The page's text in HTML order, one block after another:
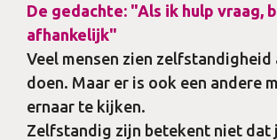
De gedachte: "Als ik hulp vraag,
afhankelijk"
Veel mensen zien zelfstandigheid
doen. Maar er is ook een andere
ernaar te kijken.
Zelfstandig zijn betekent niet dat